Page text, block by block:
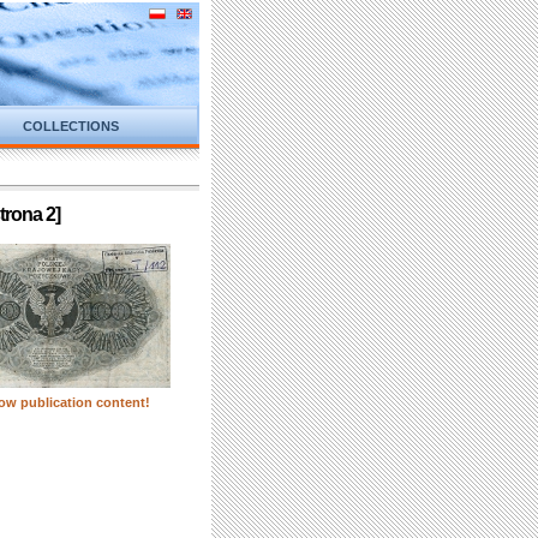
COLLECTIONS
2]
publication content!